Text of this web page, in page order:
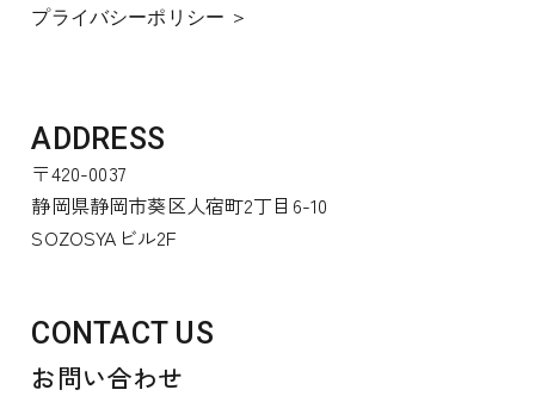
プライバシーポリシー ＞
ADDRESS
〒420-0037
静岡県静岡市葵区人宿町2丁目6-10
SOZOSYAビル2F
CONTACT US
お問い合わせ